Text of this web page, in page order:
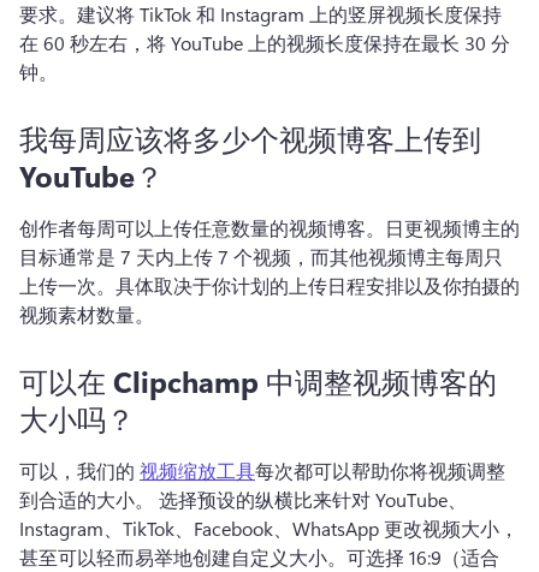
要求。 建议将 TikTok 和 Instagram 上的竖屏视频长度保持
在 60 秒左右，将 YouTube 上的视频长度保持在最长 30 分
钟。
我每周应该将多少个视频博客上传到
YouTube？
创作者每周可以上传任意数量的视频博客。 日更视频博主的
目标通常是 7 天内上传 7 个视频，而其他视频博主每周只
上传一次。 具体取决于你计划的上传日程安排以及你拍摄的
视频素材数量。
可以在 Clipchamp 中调整视频博客的
大小吗？
可以，我们的 视频缩放工具每次都可以帮助你将视频调整
到合适的大小。 选择预设的纵横比来针对 YouTube、
Instagram、TikTok、Facebook、WhatsApp 更改视频大小，
甚至可以轻而易举地创建自定义大小。 可选择 16:9（适合